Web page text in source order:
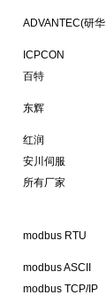
ADVANTEC(研华
ICPCON
百特
东辉
红润
安川伺服
所有厂家
modbus RTU
modbus ASCII
modbus TCP/IP